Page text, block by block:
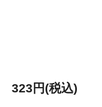
323円(税込)